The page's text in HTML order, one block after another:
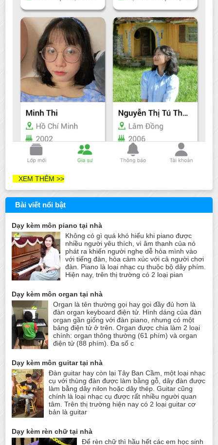
XEM THÊM >>
Bài viết nổi bật
Dạy kèm môn piano tại nhà
Không có gì quá khó hiểu khi piano được
nhiều người yêu thích, vì âm thanh của nó
phát ra khiến người nghe dễ hòa mình vào
với tiếng đàn, hòa cảm xúc với cả người chơi
đàn. Piano là loại nhạc cụ thuộc bộ dây phím.
Hiện nay, trên thị trường có 2 loại pian
Dạy kèm môn organ tại nhà
Organ là tên thường gọi hay gọi đầy đủ hơn là
đàn organ keyboard điện tử. Hình dáng của đàn
organ gần giống với đàn piano, nhưng có một
bảng điện tử ở trên. Organ được chia làm 2 loại
chính: organ thông thường (61 phím) và organ
điện tử (88 phím). Đa số c
Dạy kèm môn guitar tại nhà
Đàn guitar hay còn lại Tây Ban Cầm, một loại nhạc
cụ với thùng đàn được làm bằng gỗ, dây đàn được
làm bằng dây nilon hoặc dây thép. Guitar cũng
chính là loại nhạc cụ được rất nhiều người quan
tâm. Trên thị trường hiện nay có 2 loại guitar cơ
bản là guitar
Dạy kèm rèn chữ tại nhà
Để rèn chữ thì hầu hết các em học sinh